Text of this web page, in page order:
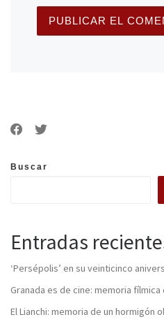
Buscar
Entradas
‘Persépolis’ en su veinticinco
Granada es de cine: memoria fílmica
El Lianchi: memoria de un hormigón